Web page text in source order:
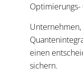
Optimierungs-
einen
sichern.